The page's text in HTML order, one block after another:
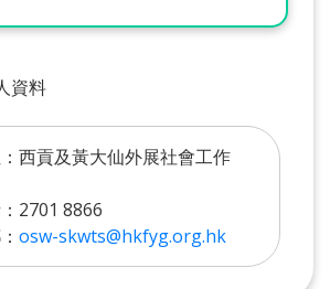
資料
西貢及黃大仙外展社會工作
2701 8866
osw-skwts@hkfyg.org.hk